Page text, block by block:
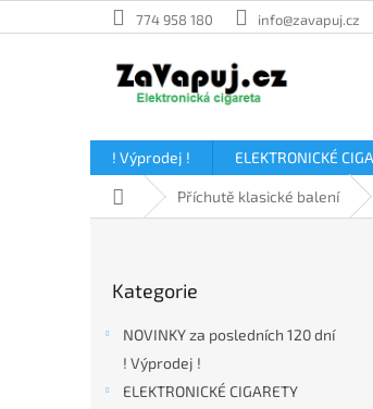
na
774 958 180 info@zavapuj.cz
! Výprodej ! ELEKTRONICKÉ
Domů Příchutě klasické balení
kategorie
Kategorie
NOVINKY za posledních 120 dní
! Výprodej !
ELEKTRONICKÉ CIGARETY